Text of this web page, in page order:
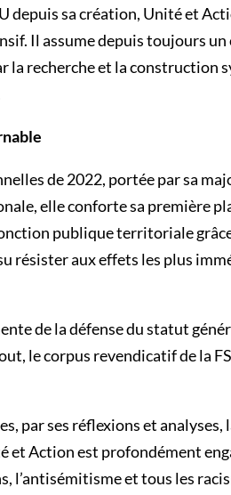
depuis sa création, Unité et
Il assume depuis toujours un
la recherche et la construction
de 2022, portée par sa
elle conforte sa première
publique territoriale
résister aux effets les plus
de la défense du statut
le corpus revendicatif de la
par ses réflexions et
Action est profondément
l’antisémitisme et tous les